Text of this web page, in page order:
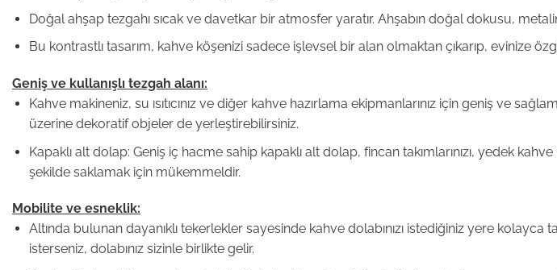
Doğal ahşap tezgahı sıcak ve davetkar bir atmosfer yaratır. Ahşabın doğal dokusu,
Bu kontrastlı tasarım, kahve köşenizi sadece işlevsel bir alan olmaktan çıkarıp, evinize
Geniş ve kullanışlı tezgah alanı:
Kahve makineniz, su ısıtıcınız ve diğer kahve hazırlama ekipmanlarınız için geniş ve
üzerine dekoratif objeler de yerleştirebilirsiniz.
Kapaklı alt dolap: Geniş iç hacme sahip kapaklı alt dolap, fincan takımlarınızı, yedek
şekilde saklamak için mükemmeldir.
Mobilite ve esneklik:
Altında bulunan dayanıklı tekerlekler sayesinde kahve dolabınızı istediğiniz yere
isterseniz, dolabınız sizinle birlikte gelir.